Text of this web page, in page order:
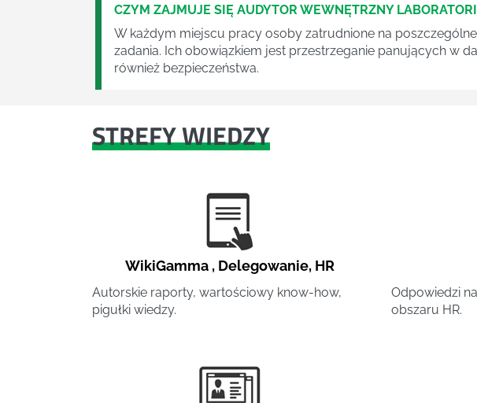
CZYM ZAJMUJE SIĘ AUDYTOR WEWNĘTRZNY
W każdym miejscu pracy osoby zatrudnione na
zadania. Ich obowiązkiem jest przestrzeganie panujących w
również bezpieczeństwa.
STREFY WIEDZY
WikiGamma , Delegowanie, HR
Autorskie raporty, wartościowy know-how,
pigułki wiedzy.
Odpowiedzi
obszaru HR.